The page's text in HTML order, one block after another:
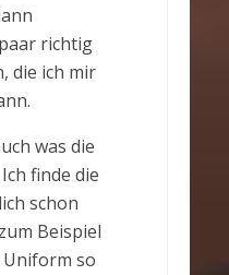
richtig
die ich mir
was die
finde die
schon
Beispiel
so